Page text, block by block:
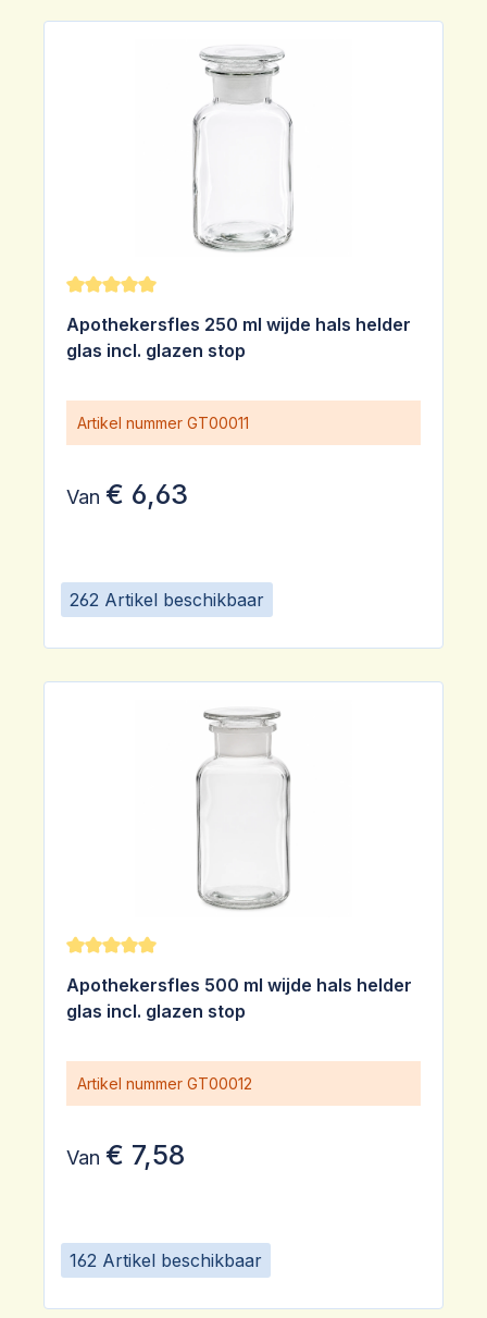
262 Artikel beschikbaar
Gemiddelde waardering van 5 van 5 sterren
Apothekersfles 250 ml wijde hals helder
glas incl. glazen stop
Artikel nummer GT00011
Van € 6,63
162 Artikel beschikbaar
Gemiddelde waardering van 5 van 5 sterren
Apothekersfles 500 ml wijde hals helder
glas incl. glazen stop
Artikel nummer GT00012
Van € 7,58